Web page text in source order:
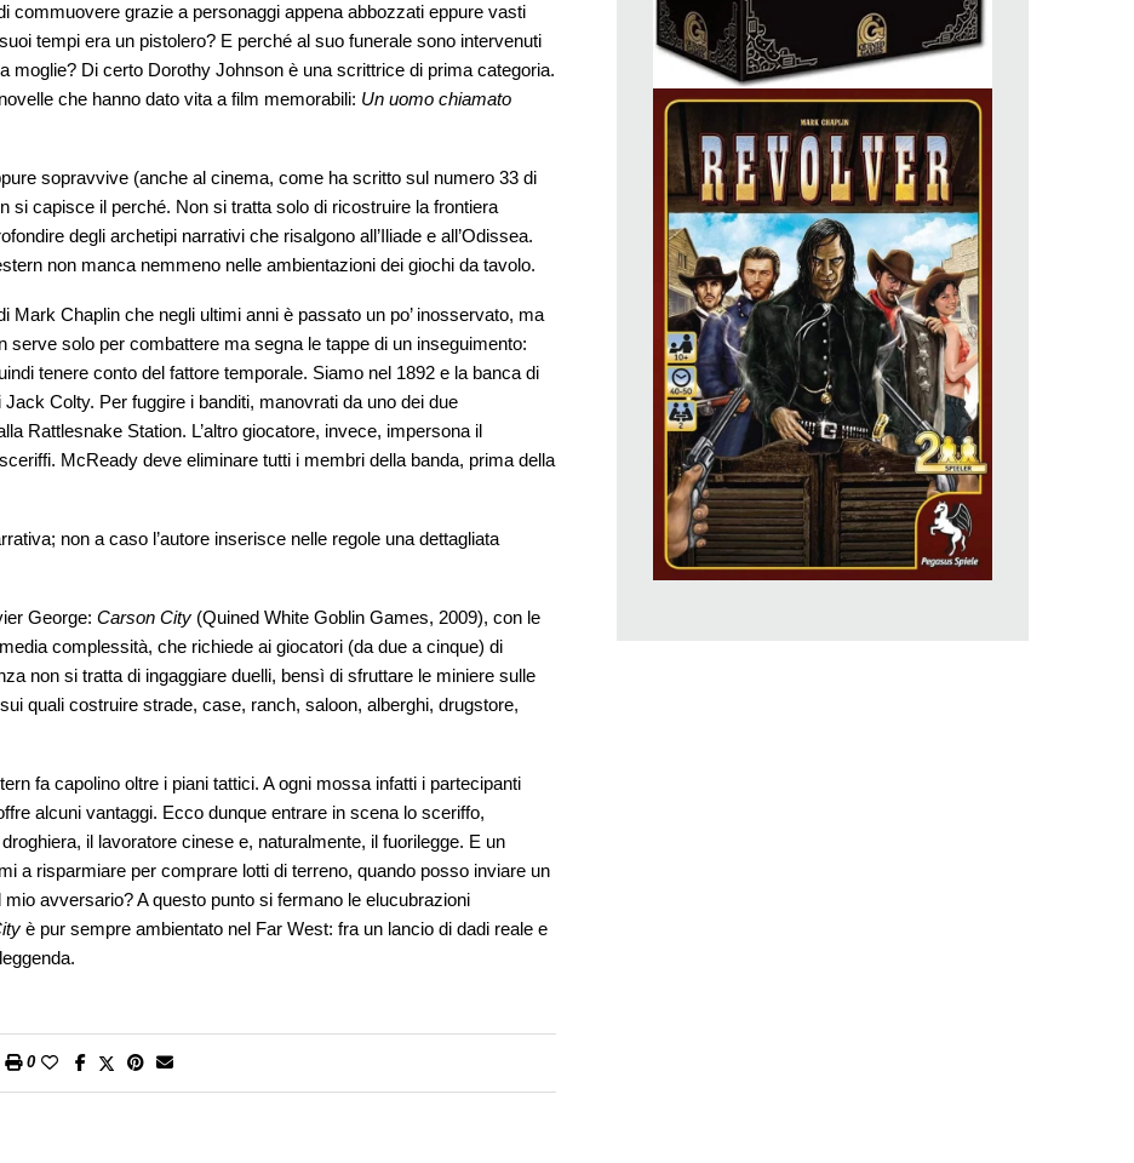
commuovere grazie a personaggi appena abbozzati eppure vasti
tempi era un pistolero? E perché al suo funerale sono intervenuti
moglie? Di certo Dorothy Johnson è una scrittrice di prima categoria.
che hanno dato vita a film memorabili: Un uomo chiamato
sopravvive (anche al cinema, come ha scritto sul numero 33 di
si capisce il perché. Non si tratta solo di ricostruire la frontiera
degli archetipi narrativi che risalgono all’Iliade e all’Odissea.
non manca nemmeno nelle ambientazioni dei giochi da tavolo.
Mark Chaplin che negli ultimi anni è passato un po’ inosservato, ma
solo per combattere ma segna le tappe di un inseguimento:
tenere conto del fattore temporale. Siamo nel 1892 e la banca di
Colty. Per fuggire i banditi, manovrati da uno dei due
Rattlesnake Station. L’altro giocatore, invece, impersona il
McReady deve eliminare tutti i membri della banda, prima della
non a caso l’autore inserisce nelle regole una dettagliata
George: Carson City (Quined White Goblin Games, 2009), con le
complessità, che richiede ai giocatori (da due a cinque) di
non si tratta di ingaggiare duelli, bensì di sfruttare le miniere sulle
quali costruire strade, case, ranch, saloon, alberghi, drugstore,
fa capolino oltre i piani tattici. A ogni mossa infatti i partecipanti
alcuni vantaggi. Ecco dunque entrare in scena lo sceriffo,
il lavoratore cinese e, naturalmente, il fuorilegge. E un
a risparmiare per comprare lotti di terreno, quando posso inviare un
avversario? A questo punto si fermano le elucubrazioni
è pur sempre ambientato nel Far West: fra un lancio di dadi reale e
0